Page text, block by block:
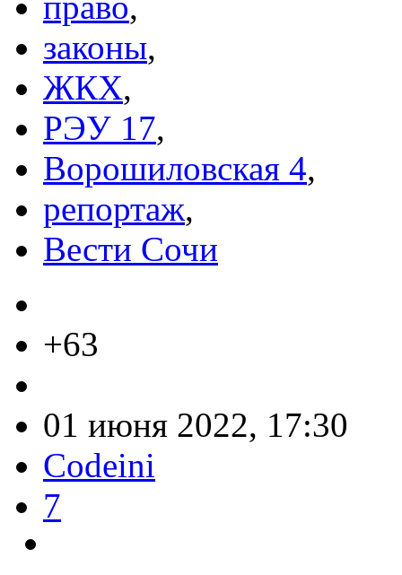
законы,
ЖКХ,
РЭУ 17,
Ворошиловская 4,
репортаж,
Вести Сочи
+63
01 июня 2022, 17:30
Codeini
7